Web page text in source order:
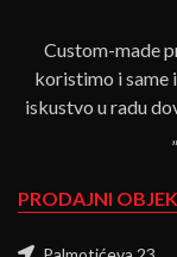
Custom-made
koristimo i same
iskustvo u radu
PRODAJNI